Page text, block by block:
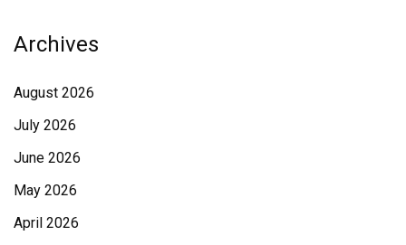
Archives
August 2026
July 2026
June 2026
May 2026
April 2026